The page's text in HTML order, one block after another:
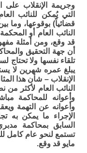
وجريمة الإنقلاب على
التي يُمكن للنائب
قضائياً) بوقوعها، وما
النائب العام أو
قد وقع، ومن أمثلة
أن جهة التحقيق
تلقاء نفسها ولا تحتاج
يبلغ عمره شهرين لا
الإنقلاب – شأن هذا
النائب العام لأكثر
وأعوانه للمحاكمة
وأعوانه عن التهمة
الإجراء ما يمكن به
السابق بمحاكمة
تستمع لنحو عام كامل
مايو قد وقع.